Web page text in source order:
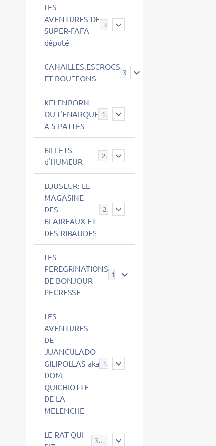
LES
AVENTURES DE
SUPER-FAFA
député
CANAILLES,ESCROCS
ET BOUFFONS
385
KELENBORN
OU L'ENARQUE
A 5 PATTES
14
BILLETS
d'HUMEUR
2
LOUSEUR: LE
MAGASINE
DES
BLAIREAUX ET
DES RIBAUDES
21
LES
PEREGRINATIONS
DE BONJOUR
PECRESSE
14
LES
AVENTURES
DE
JUANCULADO
GILIPOLLAS aka
DOM
QUICHIOTTE
DE LA
MELENCHE
119
LE RAT QUI
395